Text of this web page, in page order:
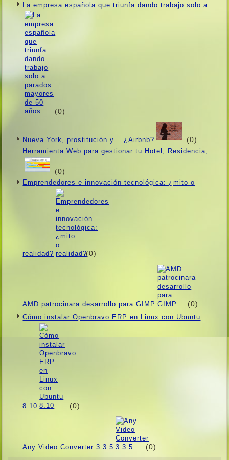
La empresa española que triunfa dando trabajo solo a…
(0)
Nueva York, prostitución y… ¿Airbnb? (0)
Herramienta Web para gestionar tu Hotel, Residencia,…
(0)
Emprendedores e innovación tecnológica: ¿mito o
realidad? (0)
AMD patrocinara desarrollo para GIMP (0)
Cómo instalar Openbravo ERP en Linux con Ubuntu
8.10 (0)
Any Video Converter 3.3.5 (0)